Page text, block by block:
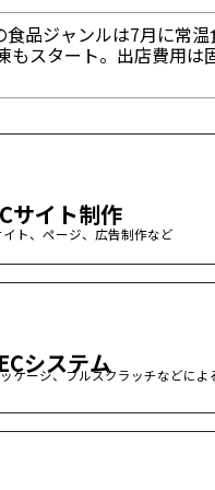
食品ジャンルは7月に常温
もスタート。出店費用は
サイト制作
イト、ページ、広告制作など
システム
ケージ、フルスクラッチなどによ